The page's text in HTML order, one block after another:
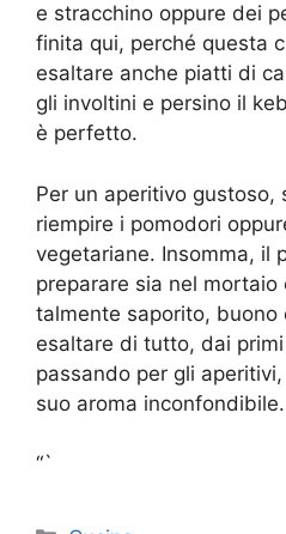
e stracchino oppure dei
finita qui, perché questa
esaltare anche piatti di
gli involtini e persino il
è perfetto.
Per un aperitivo gustoso,
riempire i pomodori
vegetariane. Insomma, il
preparare sia nel
talmente saporito, buono
esaltare di tutto, dai
passando per gli
suo aroma inconfondibile.
“`